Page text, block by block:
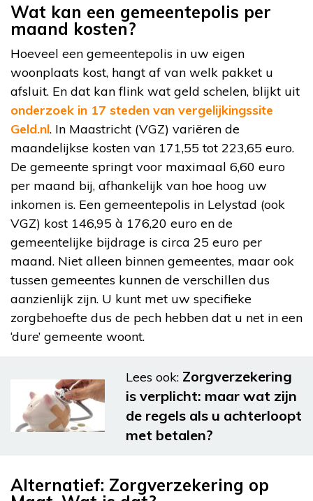
Wat kan een gemeentepolis per
maand kosten?
Hoeveel een gemeentepolis in uw eigen
woonplaats kost, hangt af van welk pakket u
afsluit. En dat kan flink wat geld schelen, blijkt uit
onderzoek in 17 steden van vergelijkingssite
Geld.nl. In Maastricht (VGZ) variëren de
maandelijkse kosten van 171,55 tot 223,65 euro.
De gemeente springt voor maximaal 6,60 euro
per maand bij, afhankelijk van hoe hoog uw
inkomen is. Een gemeentepolis in Lelystad (ook
VGZ) kost 146,95 à 176,20 euro en de
gemeentelijke bijdrage is circa 25 euro per
maand. Niet alleen binnen gemeentes, maar ook
tussen gemeentes kunnen de verschillen dus
aanzienlijk zijn. U kunt met uw specifieke
zorgbehoefte dus de pech hebben dat u net in een
‘dure’ gemeente woont.
Lees ook: Zorgverzekering
is verplicht: maar wat zijn
de regels als u achterloopt
met betalen?
Alternatief: Zorgverzekering op